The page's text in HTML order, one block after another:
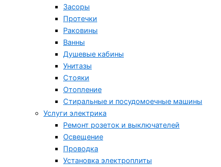
Засоры
Протечки
Раковины
Ванны
Душевые кабины
Унитазы
Стояки
Отопление
Стиральные и посудомоечные машины
Услуги электрика
Ремонт розеток и выключателей
Освещение
Проводка
Установка электроплиты